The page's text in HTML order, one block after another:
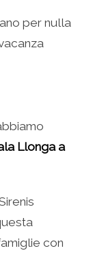
per nulla
Llonga a
con